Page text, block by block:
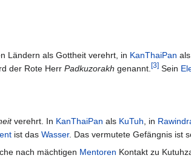
Ländern als Gottheit verehrt, in KanThaiPan
der Rote Herr Padkuzorakh genannt.[3] Sein
verehrt. In KanThaiPan als KuTuh, in
ist das Wasser. Das vermutete Gefängnis ist
nach mächtigen Mentoren Kontakt zu